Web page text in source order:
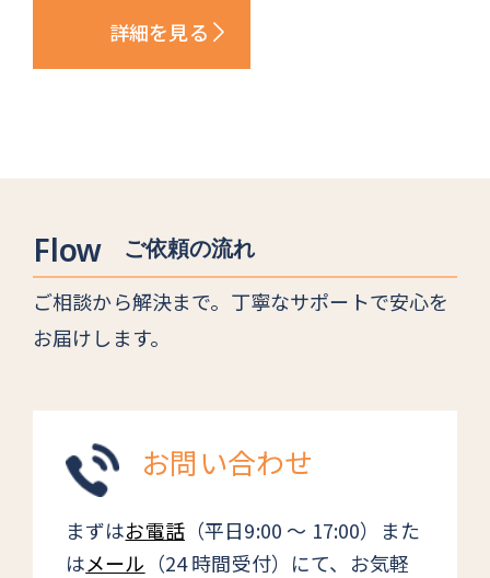
詳細を見る
Flow ご依頼の流れ
ご相談から解決まで。丁寧なサポートで安心を
お届けします。
お問い合わせ
まずはお電話（平日9:00 ～ 17:00）また
はメール （24 時間受付）にて、お気軽